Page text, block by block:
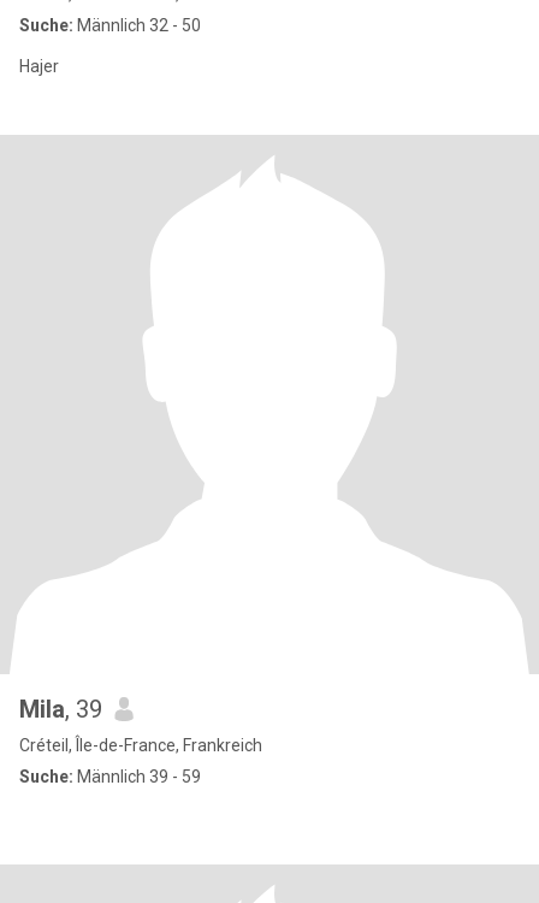
Suche: Männlich 32 - 50
Hajer
Mila, 39
Créteil, Île-de-France, Frankreich
Suche: Männlich 39 - 59